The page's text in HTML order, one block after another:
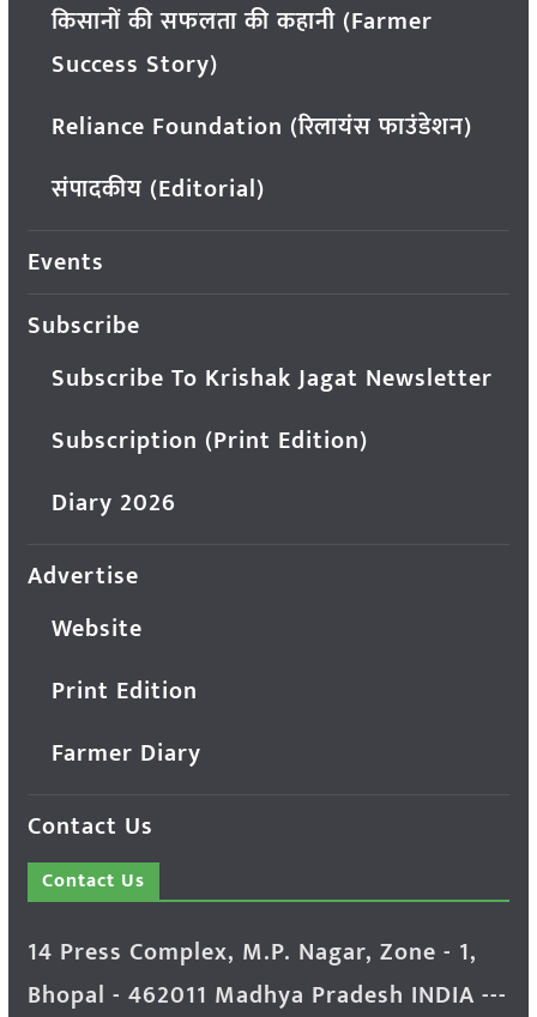
किसानों की सफलता की कहानी (Farmer
Success Story)
Reliance Foundation (रिलायंस फाउंडेशन)
संपादकीय (Editorial)
Events
Subscribe
Subscribe To Krishak Jagat Newsletter
Subscription (Print Edition)
Diary 2026
Advertise
Website
Print Edition
Farmer Diary
Contact Us
Contact Us
14 Press Complex, M.P. Nagar, Zone - 1,
Bhopal - 462011 Madhya Pradesh INDIA ---